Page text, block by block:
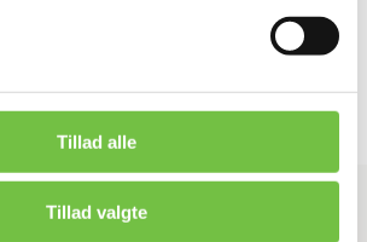
Tillad alle
Tillad valgte
, hvis du vil have en